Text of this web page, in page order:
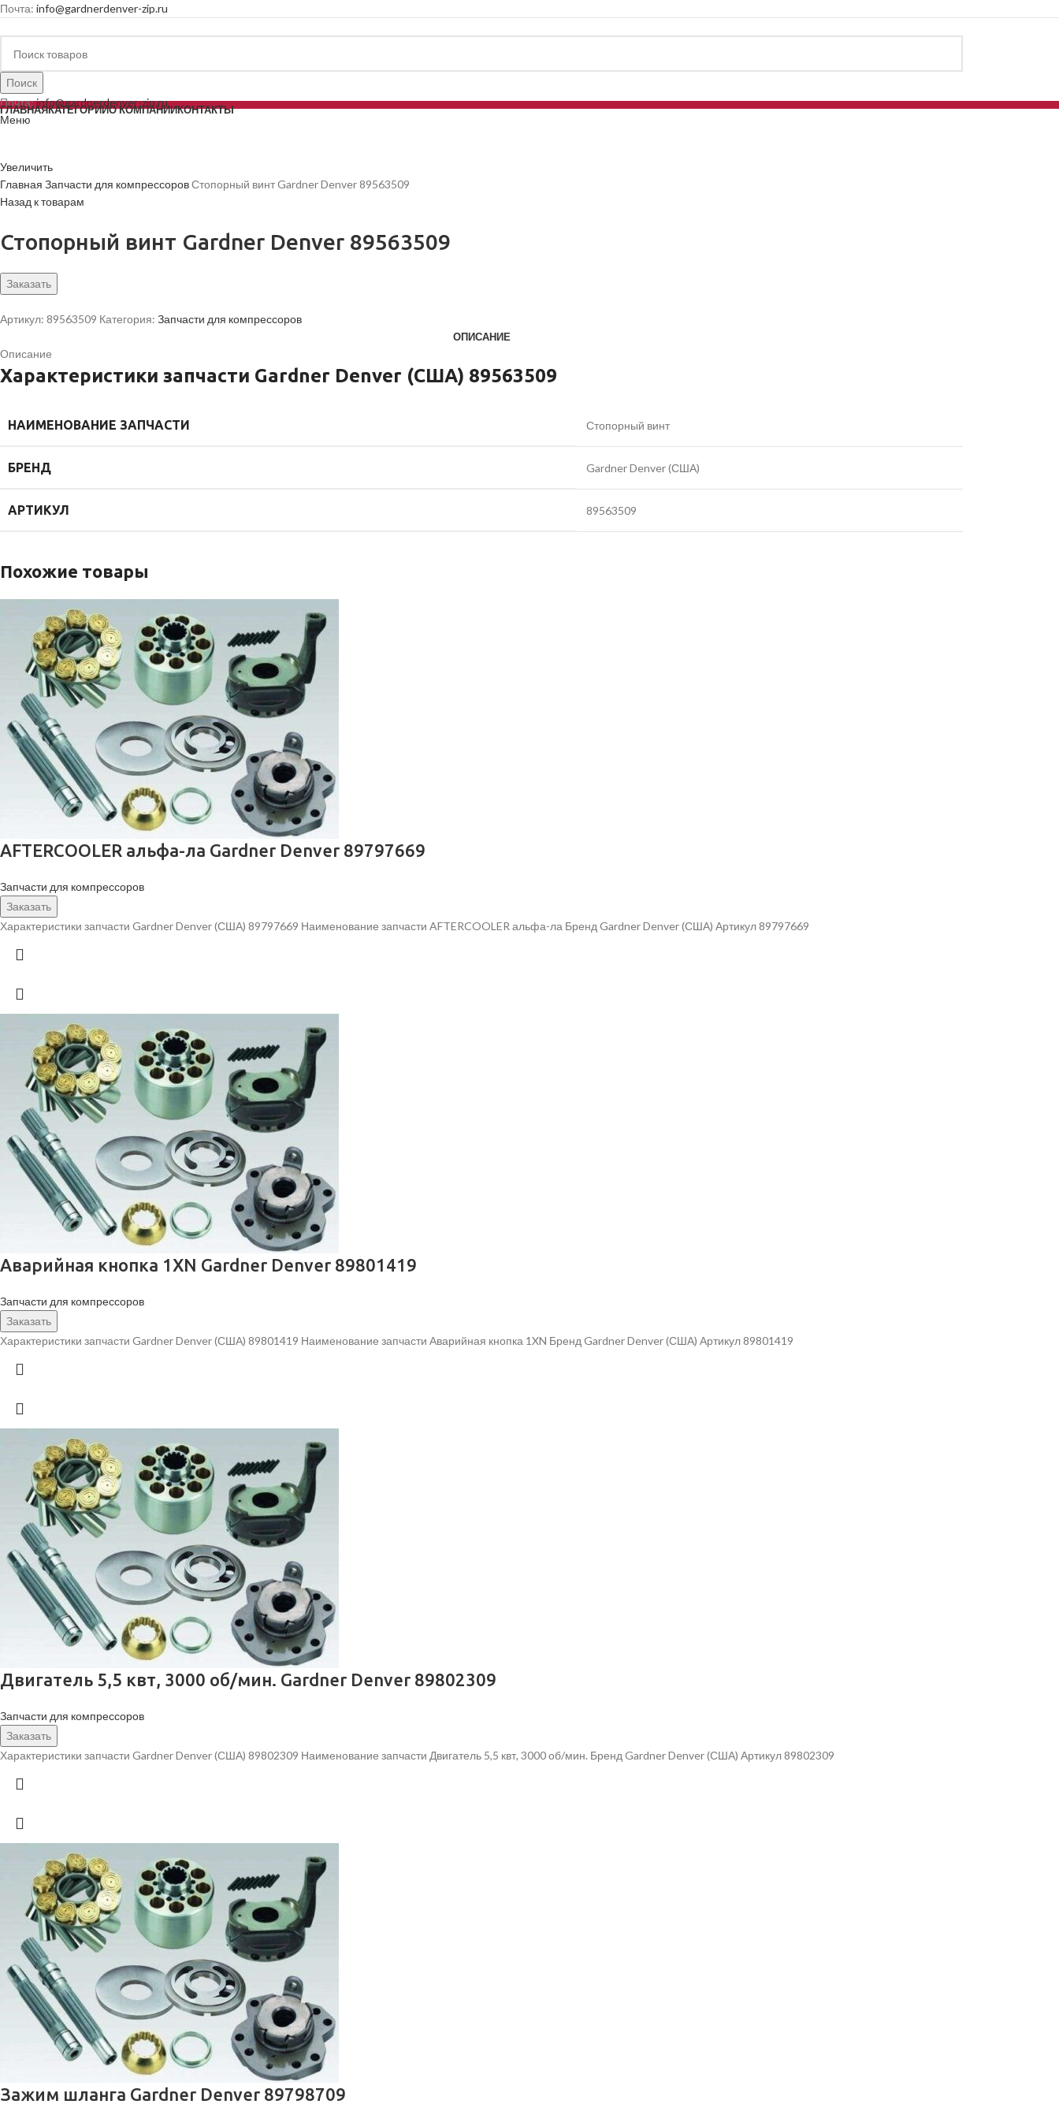
Почта: info@gardnerdenver-zip.ru
Поиск
Почта:info@gardnerdenver-zip.ru
Меню
ГЛАВНАЯКАТЕГОРИИО КОМПАНИИКОНТАКТЫ
Увеличить
Главная Запчасти для компрессоровСтопорный винт Gardner Denver 89563509
Назад к товарам
Стопорный винт Gardner Denver 89563509
Заказать
Артикул: 89563509 Категория: Запчасти для компрессоров
ОПИСАНИЕ
Описание
Характеристики запчасти Gardner Denver (США) 89563509
НАИМЕНОВАНИЕ ЗАПЧАСТИ Стопорный винт
БРЕНД Gardner Denver (США)
АРТИКУЛ 89563509
Похожие товары
AFTERCOOLER альфа-ла Gardner Denver 89797669
Запчасти для компрессоров
Заказать
Характеристики запчасти Gardner Denver (США) 89797669 Наименование запчасти AFTERCOOLER альфа-ла Бренд Gardner Denver (США) Артикул 89797669
Аварийная кнопка 1XN Gardner Denver 89801419
Запчасти для компрессоров
Заказать
Характеристики запчасти Gardner Denver (США) 89801419 Наименование запчасти Аварийная кнопка 1XN Бренд Gardner Denver (США) Артикул 89801419
Двигатель 5,5 квт, 3000 об/мин. Gardner Denver 89802309
Запчасти для компрессоров
Заказать
Характеристики запчасти Gardner Denver (США) 89802309 Наименование запчасти Двигатель 5,5 квт, 3000 об/мин. Бренд Gardner Denver (США) Артикул 89802309
Зажим шланга Gardner Denver 89798709